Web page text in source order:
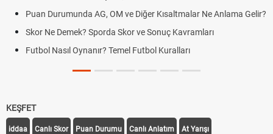
Puan Durumunda AG, OM ve Diğer Kısaltmalar Ne Anlama Gelir?
Skor Ne Demek? Sporda Skor ve Sonuç Kavramları
Futbol Nasıl Oynanır? Temel Futbol Kuralları
KEŞFET
iddaa Canlı Skor Puan Durumu Canlı Anlatım At Yarışı